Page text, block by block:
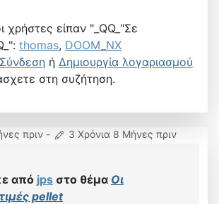
χρήστες είπαν "_QQ_"Σε
thomas, DOOM_NX
Σύνδεση ή Δημιουργία λογαριασμού
στη συζήτηση.
πριν -
3 Χρόνια 8 Μήνες πριν
από jps στο θέμα Οι
pellet